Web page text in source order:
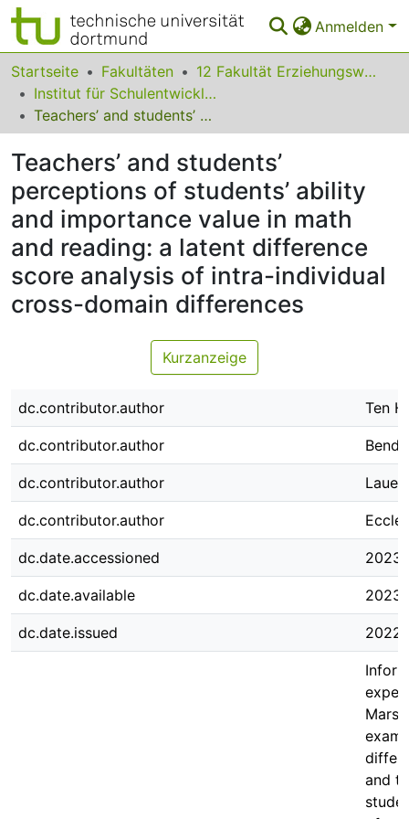
Anmelden
Bereiche & Sammlungen
Das gesamte Repositorium
Leitlinien
Zurück zur Startseite
Startseite Fakultäten
12 Fakultät Erziehungswissenschaft, Psychologie und Bildungsforschung
Institut für Schulentwicklungsforschung
Teachers’ and students’ perceptions of students’ ability and importance value in math and reading: a latent difference score analysis of intra-individual cross-domain differences
Teachers’ and students’
perceptions of students’ ability
and importance value in math
and reading: a latent difference
score analysis of intra-individual
cross-domain differences
Kurzanzeige
dc.contributor.author Ten
dc.contributor.author
dc.contributor.author
dc.contributor.author
dc.date.accessioned
dc.date.available
dc.date.issued
and